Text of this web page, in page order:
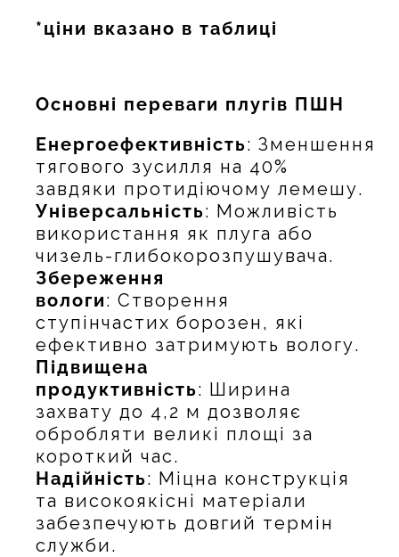
*ціни вказано в таблиці
Основні переваги плугів ПШН
Енергоефективність: Зменшення
тягового зусилля на 40%
завдяки протидіючому лемешу.
Універсальність: Можливість
використання як плуга або
чизель-глибокорозпушувача.
Збереження
вологи: Створення
ступінчастих борозен, які
ефективно затримують вологу.
Підвищена
продуктивність: Ширина
захвату до 4,2 м дозволяє
обробляти великі площі за
короткий час.
Надійність: Міцна конструкція
та високоякісні матеріали
забезпечують довгий термін
служби.